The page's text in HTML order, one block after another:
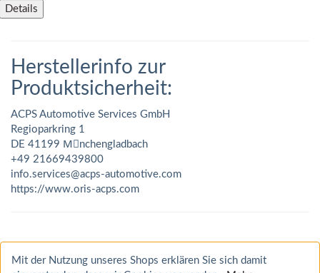
Details
Herstellerinfo zur
Produktsicherheit:
ACPS Automotive Services GmbH
Regioparkring 1
DE 41199 Mِnchengladbach
+49 21669439800
info.services@acps-automotive.com
https://www.oris-acps.com
Mit der Nutzung unseres Shops erklären Sie sich damit